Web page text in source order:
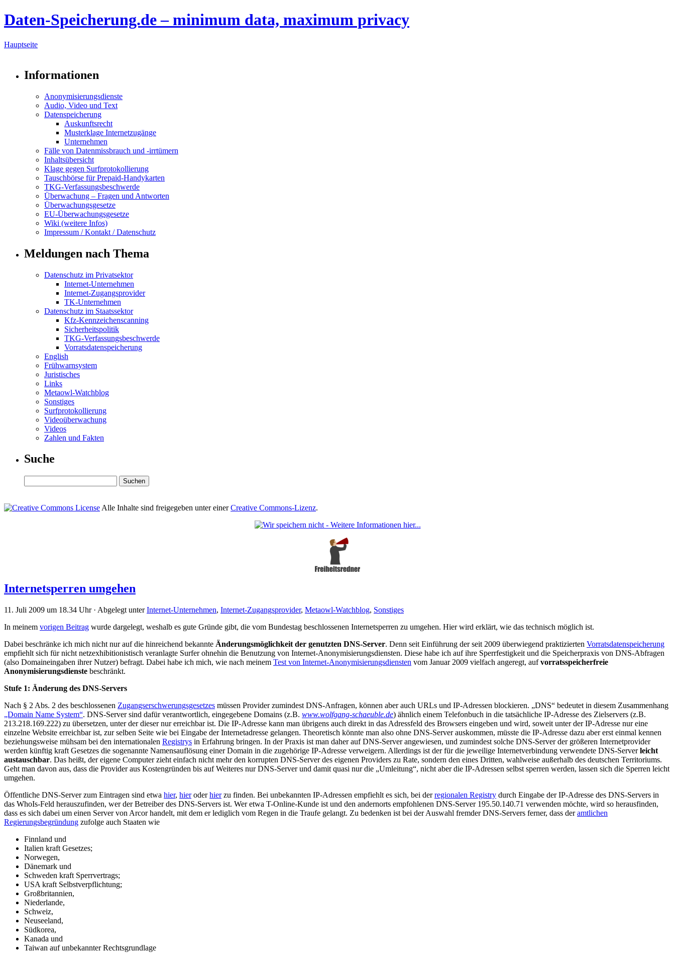
Daten-Speicherung.de – minimum data, maximum privacy
Hauptseite
Informationen
Anonymisierungsdienste
Audio, Video und Text
Datenspeicherung
Auskunftsrecht
Musterklage Internetzugänge
Unternehmen
Fälle von Datenmissbrauch und -irrtümern
Inhaltsübersicht
Klage gegen Surfprotokollierung
Tauschbörse für Prepaid-Handykarten
TKG-Verfassungsbeschwerde
Überwachung – Fragen und Antworten
Überwachungsgesetze
EU-Überwachungsgesetze
Wiki (weitere Infos)
Impressum / Kontakt / Datenschutz
Meldungen nach Thema
Datenschutz im Privatsektor
Internet-Unternehmen
Internet-Zugangsprovider
TK-Unternehmen
Datenschutz im Staatssektor
Kfz-Kennzeichenscanning
Sicherheitspolitik
TKG-Verfassungsbeschwerde
Vorratsdatenspeicherung
English
Frühwarnsystem
Juristisches
Links
Metaowl-Watchblog
Sonstiges
Surfprotokollierung
Videoüberwachung
Videos
Zahlen und Fakten
Suche
Alle Inhalte sind freigegeben unter einerCreative Commons-Lizenz.
Internetsperren umgehen
11. Juli 2009 um 18.34 Uhr · Abgelegt unterInternet-Unternehmen, Internet-Zugangsprovider, Metaowl-Watchblog, Sonstiges
In meinem vorigen Beitrag wurde dargelegt, weshalb es gute Gründe gibt, die vom Bundestag beschlossenen Internetsperren zu umgehen. Hier wird erklärt, wie das technisch möglich ist.
Dabei beschränke ich mich nicht nur auf die hinreichend bekannte Änderungsmöglichkeit der genutzten DNS-Server. Denn seit Einführung der seit 2009 überwiegend praktizierten Vorratsdatenspeicherung
empfiehlt sich für nicht netzexhibitionistisch veranlagte Surfer ohnehin die Benutzung von Internet-Anonymisierungsdiensten. Diese habe ich auf ihre Sperrfestigkeit und die Speicherpraxis von DNS-Abfragen
(also Domaineingaben ihrer Nutzer) befragt. Dabei habe ich mich, wie nach meinem Test von Internet-Anonymisierungsdiensten vom Januar 2009 vielfach angeregt, aufvorratsspeicherfreie
Anonymisierungsdienste beschränkt.
Stufe 1: Änderung des DNS-Servers
Nach § 2 Abs. 2 des beschlossenen Zugangserschwerungsgesetzes müssen Provider zumindest DNS-Anfragen, können aber auch URLs und IP-Adressen blockieren. „DNS“ bedeutet in diesem Zusammenhang
„Domain Name System“. DNS-Server sind dafür verantwortlich, eingegebene Domains (z.B. www.wolfgang-schaeuble.de) ähnlich einem Telefonbuch in die tatsächliche IP-Adresse des Zielservers (z.B.
213.218.169.222) zu übersetzen, unter der dieser nur erreichbar ist. Die IP-Adresse kann man übrigens auch direkt in das Adressfeld des Browsers eingeben und wird, soweit unter der IP-Adresse nur eine
einzelne Website erreichbar ist, zur selben Seite wie bei Eingabe der Internetadresse gelangen. Theoretisch könnte man also ohne DNS-Server auskommen, müsste die IP-Adresse dazu aber erst einmal kennen
beziehungsweise mühsam bei den internationalen Registrys in Erfahrung bringen. In der Praxis ist man daher auf DNS-Server angewiesen, und zumindest solche DNS-Server der größeren Internetprovider
werden künftig kraft Gesetzes die sogenannte Namensauflösung einer Domain in die zugehörige IP-Adresse verweigern. Allerdings ist der für die jeweilige Internetverbindung verwendete DNS-Serverleicht
austauschbar. Das heißt, der eigene Computer zieht einfach nicht mehr den korrupten DNS-Server des eigenen Providers zu Rate, sondern den eines Dritten, wahlweise außerhalb des deutschen Territoriums.
Geht man davon aus, dass die Provider aus Kostengründen bis auf Weiteres nur DNS-Server und damit quasi nur die „Umleitung“, nicht aber die IP-Adressen selbst sperren werden, lassen sich die Sperren leicht
umgehen.
Öffentliche DNS-Server zum Eintragen sind etwa hier, hieroderhierzu finden. Bei unbekannten IP-Adressen empfiehlt es sich, bei derregionalen Registry durch Eingabe der IP-Adresse des DNS-Servers in
das WhoIs-Feld herauszufinden, wer der Betreiber des DNS-Servers ist. Wer etwa T-Online-Kunde ist und den andernorts empfohlenen DNS-Server 195.50.140.71 verwenden möchte, wird so herausfinden,
dass es sich dabei um einen Server von Arcor handelt, mit dem er lediglich vom Regen in die Traufe gelangt. Zu bedenken ist bei der Auswahl fremder DNS-Servers ferner, dass deramtlichen
Regierungsbegründung zufolge auch Staaten wie
Finnland und
Italien kraft Gesetzes;
Norwegen,
Dänemark und
Schweden kraft Sperrvertrags;
USA kraft Selbstverpflichtung;
Großbritannien,
Niederlande,
Schweiz,
Neuseeland,
Südkorea,
Kanada und
Taiwan auf unbekannter Rechtsgrundlage